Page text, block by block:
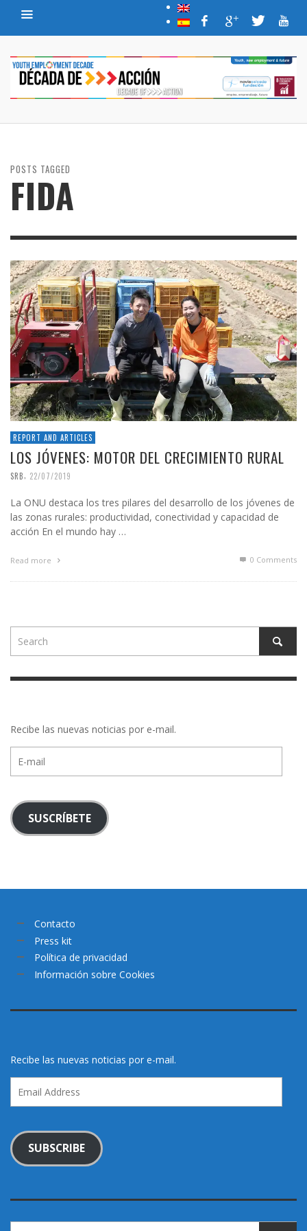
POSTS TAGGED
FIDA
REPORT AND ARTICLES
LOS JÓVENES: MOTOR DEL CRECIMIENTO RURAL
SRB, 22/07/2019
La ONU destaca los tres pilares del desarrollo de los jóvenes de
las zonas rurales: productividad, conectividad y capacidad de
acción En el mundo hay …
Read more 0 Comments
Recibe las nuevas noticias por e-mail.
mail
SUSCRÍBETE
Contacto
Press kit
Política de privacidad
Información sobre Cookies
Recibe las nuevas noticias por e-mail.
Address
SUBSCRIBE